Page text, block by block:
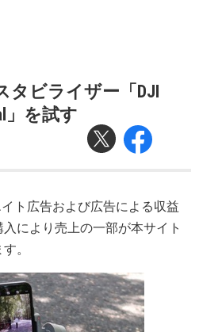
タビライザー「DJI
」を試す
ト広告および広告による収益
により売上の一部が本サイト
。